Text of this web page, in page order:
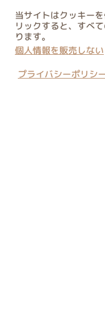
当サイトはクッキー
リックすると、すべ
ります。
個人情報を販売しない
プライバシーポリシ